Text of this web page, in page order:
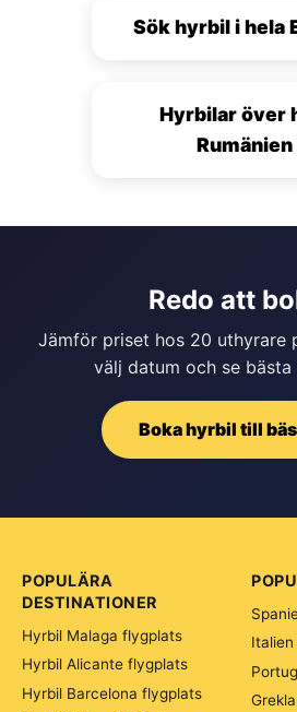
Sök hyrbil i hela
Hyrbilar över
Rumänien
Redo att
Jämför priset hos 20 uthyrare
välj datum och se
Boka hyrbil till
POPULÄRA
DESTINATIONER
Hyrbil Malaga flygplats
Hyrbil Alicante flygplats
Hyrbil Barcelona flygplats
Italien